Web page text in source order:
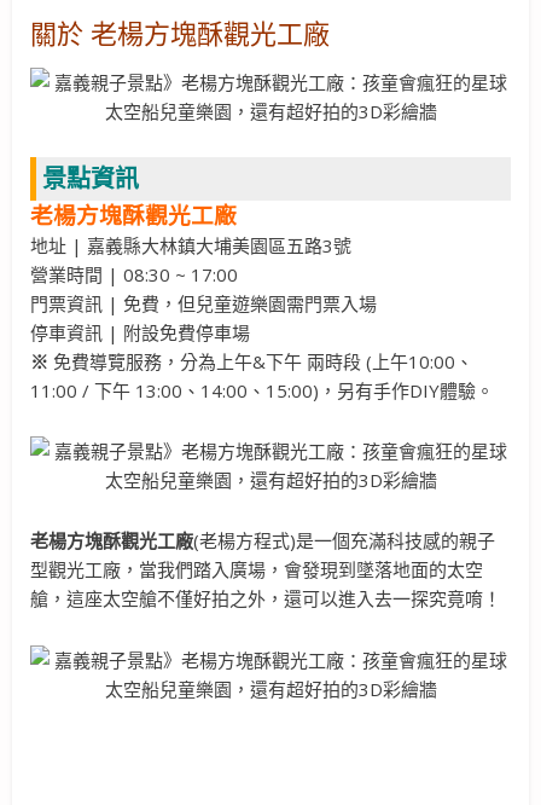
關於 老楊方塊酥觀光工廠
景點資訊
老楊方塊酥觀光工廠
地址 | 嘉義縣大林鎮大埔美園區五路3號
營業時間 | 08:30 ~ 17:00
門票資訊 | 免費，但兒童遊樂園需門票入場
停車資訊 | 附設免費停車場
※ 免費導覽服務，分為上午&下午 兩時段 (上午10:00、
11:00 / 下午 13:00、14:00、15:00)，另有手作DIY體驗。
老楊方塊酥觀光工廠(老楊方程式)是一個充滿科技感的親子
型觀光工廠，當我們踏入廣場，會發現到墜落地面的太空
艙，這座太空艙不僅好拍之外，還可以進入去一探究竟唷！